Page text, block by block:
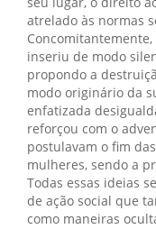
atrelado às normas
inseriu de modo
propondo a
modo originário da
enfatizada
reforçou com o
postulavam o fim
mulheres, sendo a
Todas essas ideias
de ação social que
como maneiras